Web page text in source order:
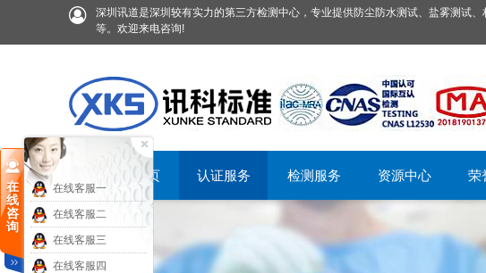
深圳讯道是深圳较有实力的第三方检测中心，专业提供防尘防水测试、盐雾测试
等。欢迎来电咨询!
首页 认证服务 检测服务 资源中心 荣
在
线
咨
询
在线客服一
在线客服二
在线客服三
在线客服四